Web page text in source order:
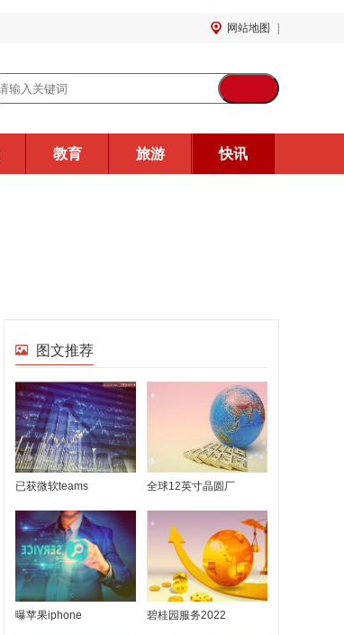
网站地图
教育 旅游 快讯
图文推荐
已获微软teams 全球12英寸晶圆厂
曝苹果iphone 碧桂园服务2022